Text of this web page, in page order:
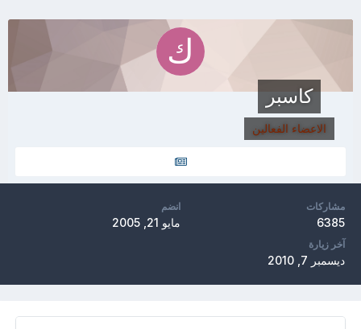
كاسبر
الاعضاء الفعالين
مشاركات
6385
انضم
مايو 21, 2005
آخر زيارة
ديسمبر 7, 2010